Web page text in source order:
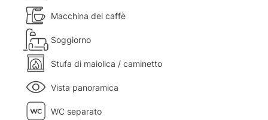
Macchina del caffè
Soggiorno
Stufa di maiolica / caminetto
Vista panoramica
WC separato